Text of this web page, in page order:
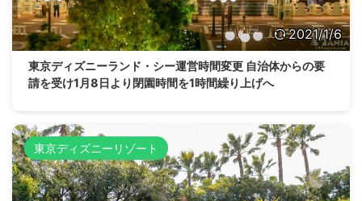
2021/1/6
東京ディズニーランド・シー運営時間変更 自治体からの要
請を受け1月8日より閉園時間を1時間繰り上げへ
東京ディズニーリゾート